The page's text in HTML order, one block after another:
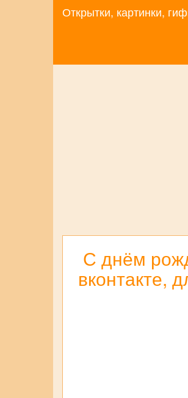
Открытки, картинки,
С днём
вконтакте,